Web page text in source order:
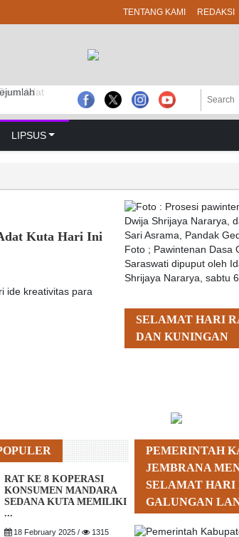
TENTANG KAMI REDAKSI
Adat
LIPSUS
Adat Kuta Hari Ini
ide kreativitas para
Foto ; Pawintenan Dasa
Saraswati dipuput oleh
Shrijaya Nararya, sabtu
SELAMAT HARI
DAN KUNINGAN
RAT KE 8 KOPERASI
KONSUMEN MANDARA
SEDANA KUTA MEMILIKI
...
18 February 2025 /
1315
PEMERINTAH
JEMBRANA
SELAMAT HARI
GALUNGAN